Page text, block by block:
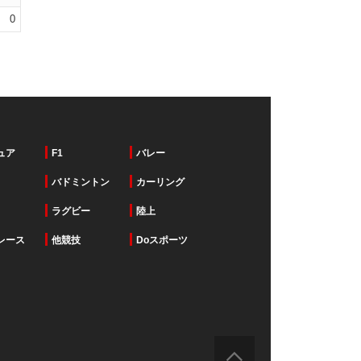
0
ア F1 バレー
バドミントン カーリング
ラグビー 陸上
ース 他競技 Doスポーツ